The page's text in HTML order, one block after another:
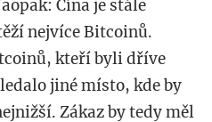
Čína je stále
nejvíce Bitcoinů.
kteří byli dříve
jiné místo, kde by
Zákaz by tedy měl